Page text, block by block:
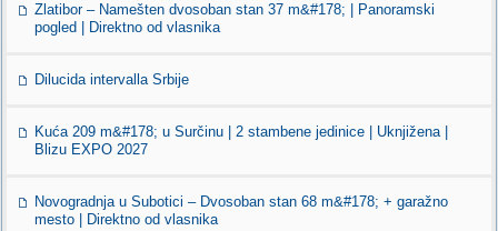
Zlatibor – Namešten dvosoban stan 37 m&#178; | Panoramski
pogled | Direktno od vlasnika
Dilucida intervalla Srbije
Kuća 209 m&#178; u Surčinu | 2 stambene jedinice | Uknjižena |
Blizu EXPO 2027
Novogradnja u Subotici – Dvosoban stan 68 m&#178; + garažno
mesto | Direktno od vlasnika